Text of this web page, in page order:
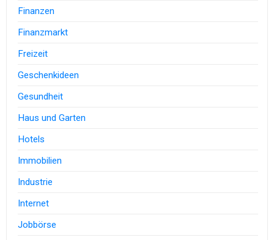
Finanzen
Finanzmarkt
Freizeit
Geschenkideen
Gesundheit
Haus und Garten
Hotels
Immobilien
Industrie
Internet
Jobbörse